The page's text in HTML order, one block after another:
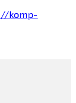
komp-